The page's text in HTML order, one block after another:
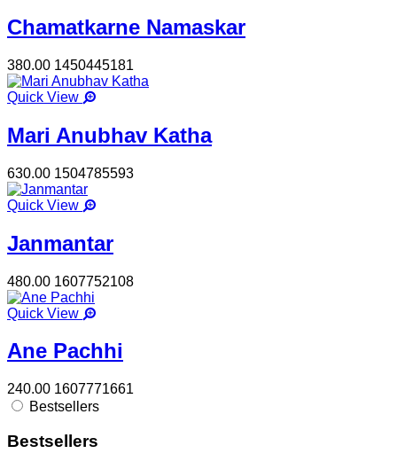
Chamatkarne Namaskar
380.00 1450445181
Quick View
Mari Anubhav Katha
630.00 1504785593
Quick View
Janmantar
480.00 1607752108
Quick View
Ane Pachhi
240.00 1607771661
Bestsellers
Bestsellers